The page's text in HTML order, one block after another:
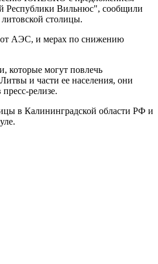
Республики Вильнюс", сообщили
столицы.
от АЭС, и мерах по снижению
которые могут повлечь
и части ее населения, они
релизе.
в Калининградской области РФ и